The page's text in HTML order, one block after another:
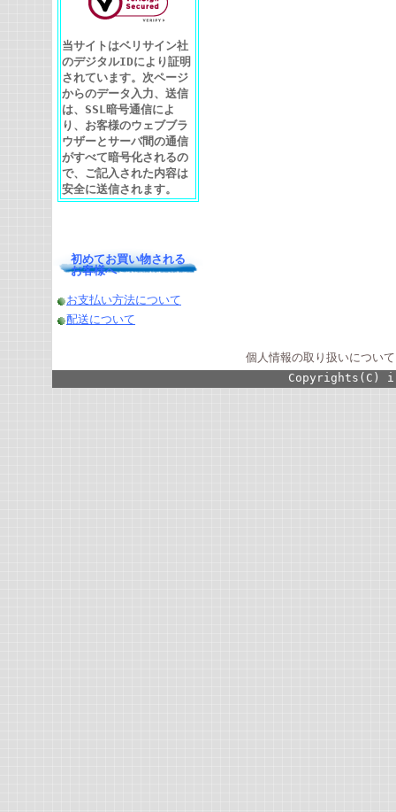
当サイトはベリサイン社
のデジタルIDにより証明
されています。次ページ
からのデータ入力、送信
は、SSL暗号通信によ
り、お客様のウェブブラ
ウザーとサーバ間の通信
がすべて暗号化されるの
で、ご記入された内容は
安全に送信されます。
初めてお買い物される
お客様へ
お支払い方法について
配送について
個人情報の取り扱いについて
Copyrights(C)